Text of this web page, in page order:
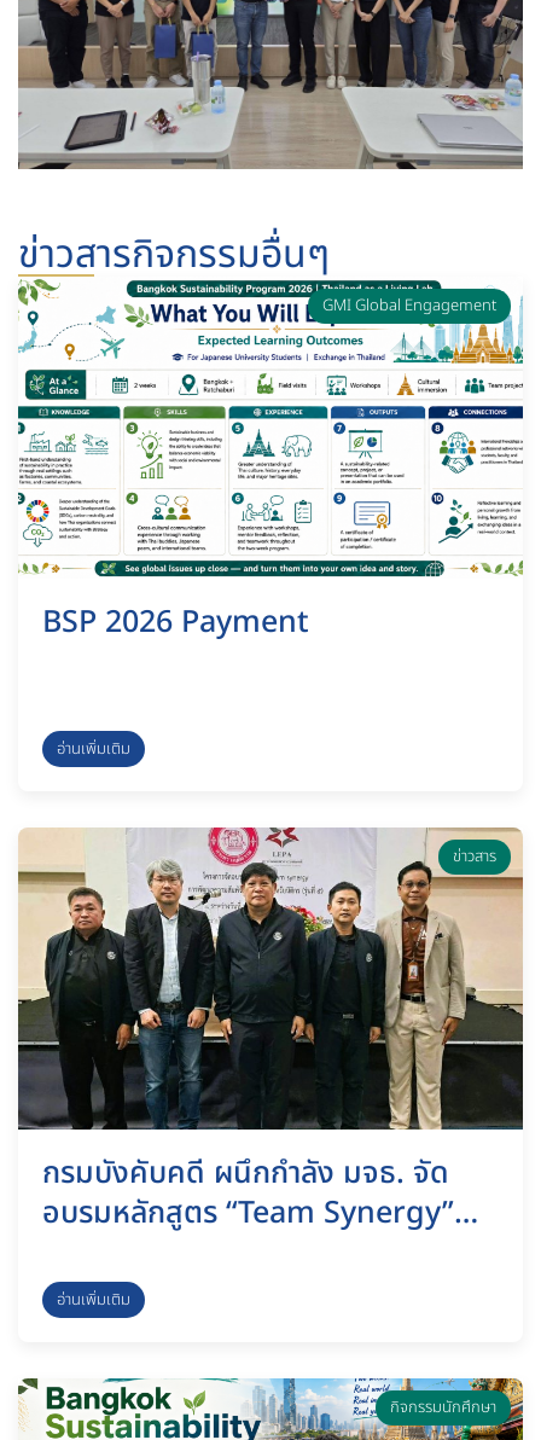
ข่าวสารกิจกรรมอื่นๆ
BSP 2026 Payment
GMI Global Engagement
อ่านเพิ่มเติม
กรมบังคับคดี ผนึกกำลัง มจธ. จัด
อบรมหลักสูตร “Team Synergy”
ประสิทธิภาพการทำงานรับมือความ
เปลี่ยนแปลง ชลบุรี, 8 กรกฎาคม
2569
ข่าวสาร
อ่านเพิ่มเติม
กิจกรรมนักศึกษา